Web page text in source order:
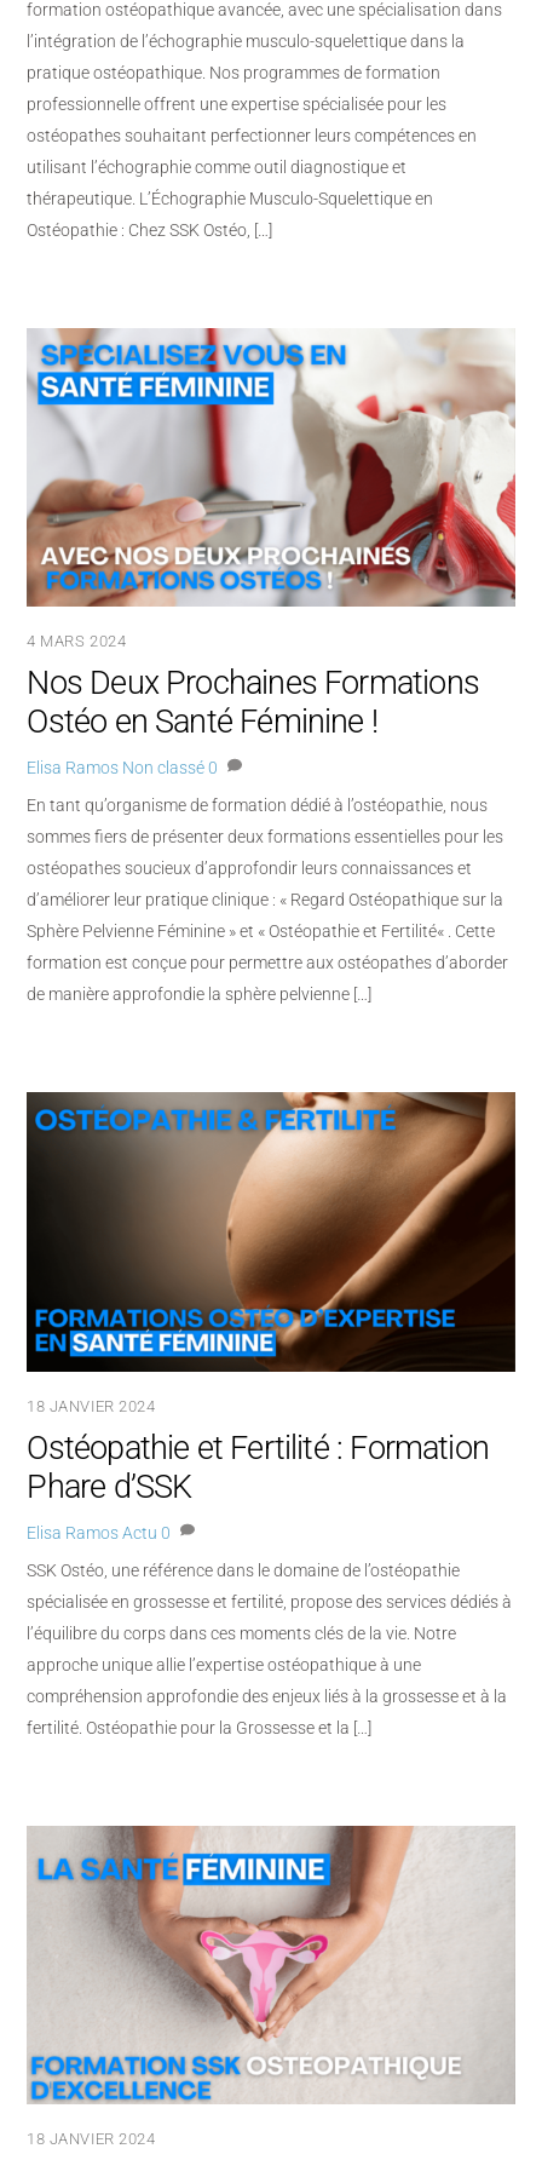
formation ostéopathique avancée, avec une spécialisation dans
l’intégration de l’échographie musculo-squelettique dans la
pratique ostéopathique. Nos programmes de formation
professionnelle offrent une expertise spécialisée pour les
ostéopathes souhaitant perfectionner leurs compétences en
utilisant l’échographie comme outil diagnostique et
thérapeutique. L’Échographie Musculo-Squelettique en
Ostéopathie : Chez SSK Ostéo, […]
4 MARS 2024
Nos Deux Prochaines Formations
Ostéo en Santé Féminine !
Elisa Ramos Non classé 0
En tant qu’organisme de formation dédié à l’ostéopathie, nous
sommes fiers de présenter deux formations essentielles pour les
ostéopathes soucieux d’approfondir leurs connaissances et
d’améliorer leur pratique clinique : « Regard Ostéopathique sur la
Sphère Pelvienne Féminine » et « Ostéopathie et Fertilité« . Cette
formation est conçue pour permettre aux ostéopathes d’aborder
de manière approfondie la sphère pelvienne […]
18 JANVIER 2024
Ostéopathie et Fertilité : Formation
Phare d’SSK
Elisa Ramos Actu 0
SSK Ostéo, une référence dans le domaine de l’ostéopathie
spécialisée en grossesse et fertilité, propose des services dédiés à
l’équilibre du corps dans ces moments clés de la vie. Notre
approche unique allie l’expertise ostéopathique à une
compréhension approfondie des enjeux liés à la grossesse et à la
fertilité. Ostéopathie pour la Grossesse et la […]
18 JANVIER 2024